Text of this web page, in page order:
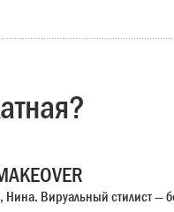
Вируальный стилист —